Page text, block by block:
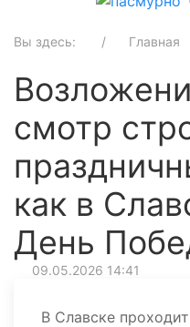
Вы здесь: Главная
смотр
как в
День
09.05.2026 14:41
В Славске